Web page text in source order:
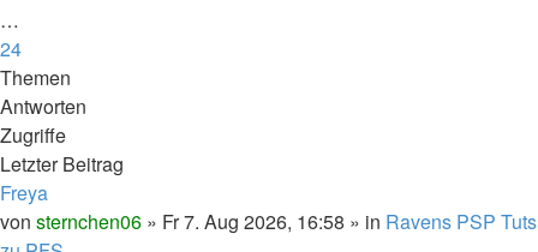
…
24
Nächste
Themen
Antworten
Zugriffe
Letzter Beitrag
Freya
von sternchen06 » Fr 7. Aug 2026, 16:58 » in Ravens PSP Tuts